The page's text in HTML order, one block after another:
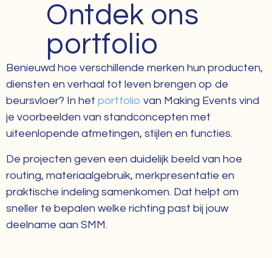
Ontdek ons
portfolio
Benieuwd hoe verschillende merken hun producten,
diensten en verhaal tot leven brengen op de
beursvloer? In het portfolio van Making Events vind
je voorbeelden van standconcepten met
uiteenlopende afmetingen, stijlen en functies.
De projecten geven een duidelijk beeld van hoe
routing, materiaalgebruik, merkpresentatie en
praktische indeling samenkomen. Dat helpt om
sneller te bepalen welke richting past bij jouw
deelname aan SMM.